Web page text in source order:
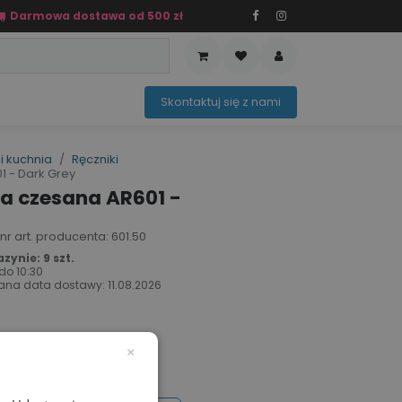
Darmowa dostawa od 500 zł
OFERTA SEZONOWASko​ntaktuj ​​​​się z nami​​​​
kuchnia
Ręczniki
- Dark Grey
czesana AR601 -
nr art. producenta: 601.50
9 szt.
10:30
data dostawy: 11.08.2026
×